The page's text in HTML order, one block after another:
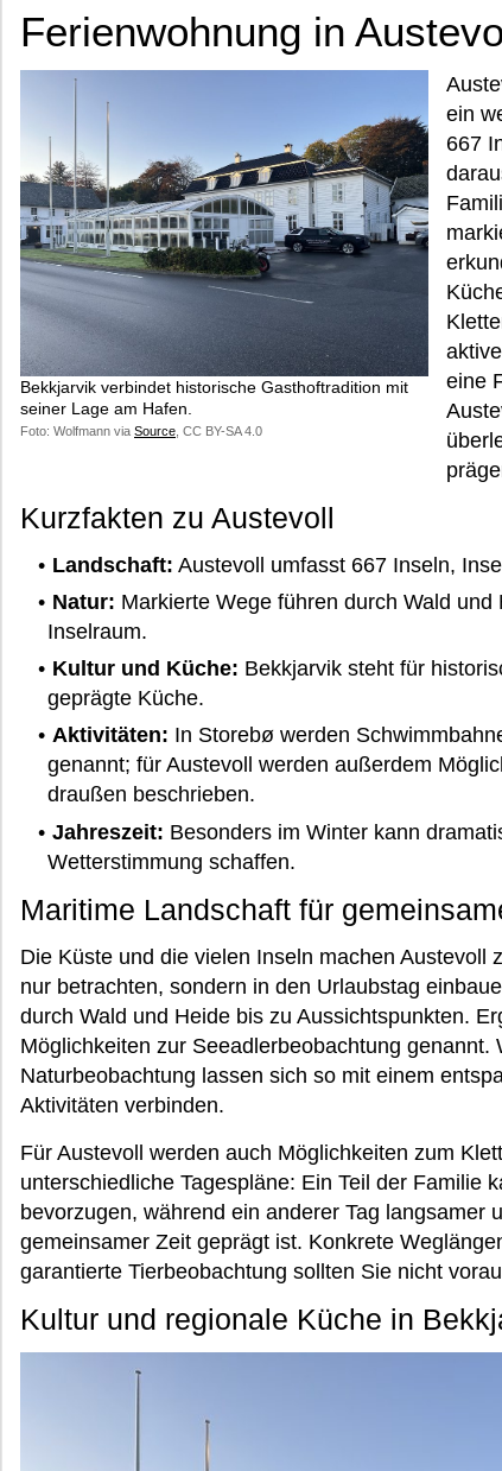
Ferienwohnung in
Bekkjarvik verbindet historische Gasthoftradition mit
seiner Lage am Hafen.
Foto: Wolfmann via Source , CC BY-SA 4.0
ein
667
eine
Kurzfakten zu Austevoll
Landschaft: Austevoll umfasst 667 Inseln,
Natur: Markierte Wege führen durch Wald
Inselraum.
Kultur und Küche: Bekkjarvik steht für
geprägte Küche.
Aktivitäten: In Storebø werden
genannt; für Austevoll werden außerdem
draußen beschrieben.
Jahreszeit: Besonders im Winter kann
Wetterstimmung schaffen.
Maritime Landschaft für
Die Küste und die vielen Inseln machen Austevoll
nur betrachten, sondern in den Urlaubstag
durch Wald und Heide bis zu Aussichtspunkten.
Möglichkeiten zur Seeadlerbeobachtung genannt.
Naturbeobachtung lassen sich so mit einem
Aktivitäten verbinden.
Für Austevoll werden auch Möglichkeiten zum
unterschiedliche Tagespläne: Ein Teil der Familie
bevorzugen, während ein anderer Tag langsamer
gemeinsamer Zeit geprägt ist. Konkrete
garantierte Tierbeobachtung sollten Sie nicht
Kultur und regionale Küche in